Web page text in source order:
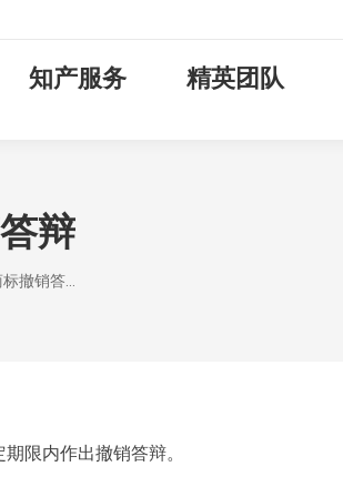
知产服务 精英团队
辩
撤销答…
限内作出撤销答辩。